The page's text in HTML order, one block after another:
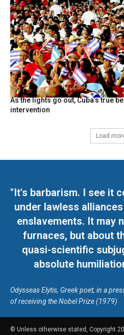
As the lights go out, Cuba’s true
intervention
Load
"It's barbarism. I see it
under lawless
enslavements. It may
furnaces, but about
quasi-scientific
absolute
Odysseas Elytis, Greek poet, in a
of receiving the Nobel Prize (1979)
© Unless otherwise stated, Copyright